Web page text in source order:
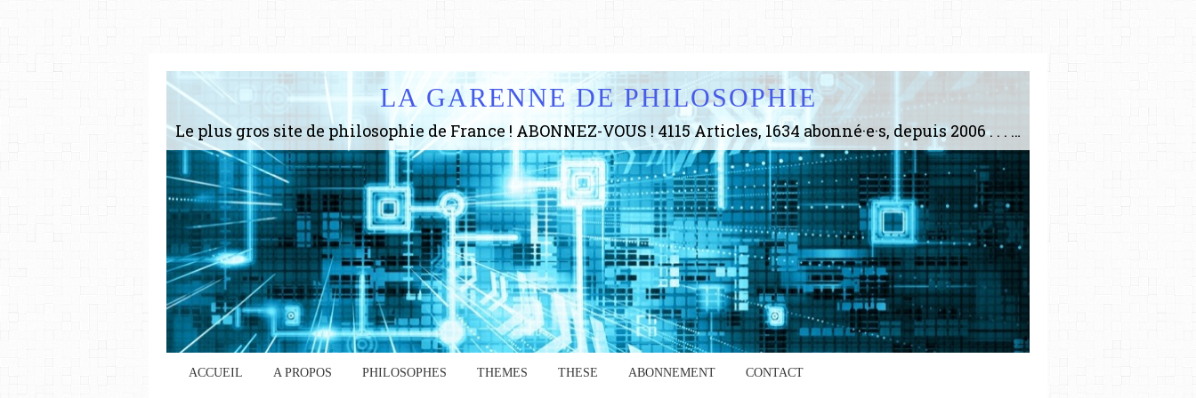
LA GARENNE DE PHILOSOPHIE
Le plus gros site de philosophie de France ! ABONNEZ-VOUS ! 4115 Articles, 1634 abonné·e·s, depuis 2006 . . . . . . . . 2 852 214 pages vues jusqu'à présent. Prestance et être apte à un plus grand nombre de choses.
ACCUEIL A PROPOS PHILOSOPHES THEMES THESE ABONNEMENT CONTACT